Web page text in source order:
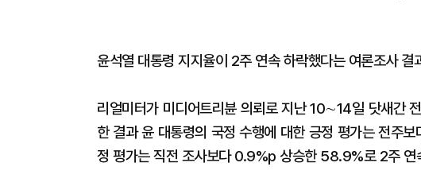
윤석열 대통령 지지율이 2주 연속 하락했다는 여론조사 결
리얼미터가 미디어트리뷴 의뢰로 지난 10∼14일 닷새간
한 결과 윤 대통령의 국정 수행에 대한 긍정 평가는 전주
정 평가는 직전 조사보다 0.9%p 상승한 58.9%로 2주 연